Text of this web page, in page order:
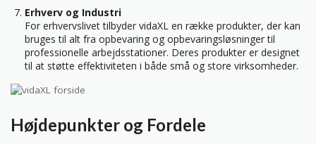
Erhverv og Industri
For erhvervslivet tilbyder vidaXL en række produkter, der kan
bruges til alt fra opbevaring og opbevaringsløsninger til
professionelle arbejdsstationer. Deres produkter er designet
til at støtte effektiviteten i både små og store virksomheder.
Højdepunkter og Fordele